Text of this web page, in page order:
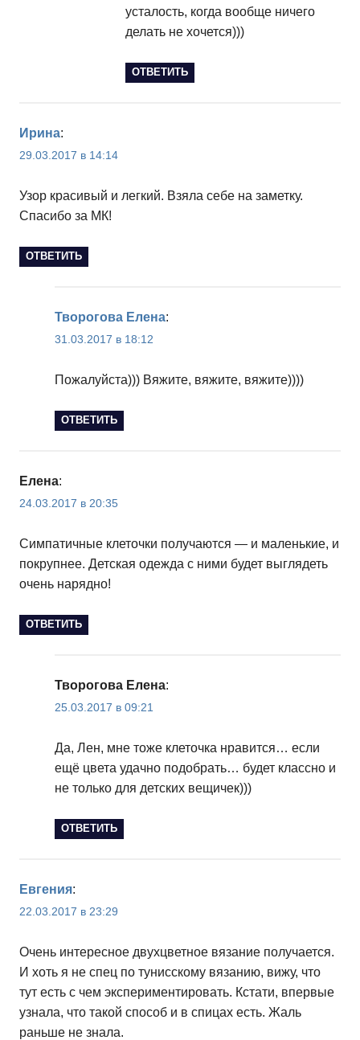
усталость, когда вообще ничего
делать не хочется)))
ОТВЕТИТЬ
Ирина:
29.03.2017 в 14:14
Узор красивый и легкий. Взяла себе на заметку.
Спасибо за МК!
ОТВЕТИТЬ
Творогова Елена:
31.03.2017 в 18:12
Пожалуйста))) Вяжите, вяжите, вяжите))))
ОТВЕТИТЬ
Елена:
24.03.2017 в 20:35
Симпатичные клеточки получаются — и маленькие, и
покрупнее. Детская одежда с ними будет выглядеть
очень нарядно!
ОТВЕТИТЬ
Творогова Елена:
25.03.2017 в 09:21
Да, Лен, мне тоже клеточка нравится… если
ещё цвета удачно подобрать… будет классно и
не только для детских вещичек)))
ОТВЕТИТЬ
Евгения:
22.03.2017 в 23:29
Очень интересное двухцветное вязание получается.
И хоть я не спец по тунисскому вязанию, вижу, что
тут есть с чем экспериментировать. Кстати, впервые
узнала, что такой способ и в спицах есть. Жаль
раньше не знала.